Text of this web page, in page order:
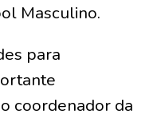
Masculino.
para
coordenador da